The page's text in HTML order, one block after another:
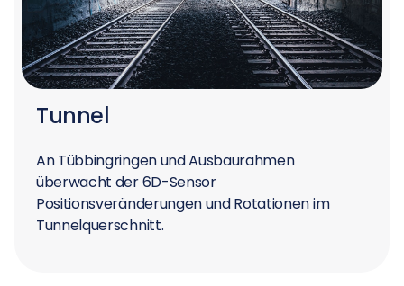
Tunnel
An Tübbingringen und Ausbaurahmen
überwacht der 6D-Sensor
Positionsveränderungen und Rotationen im
Tunnelquerschnitt.